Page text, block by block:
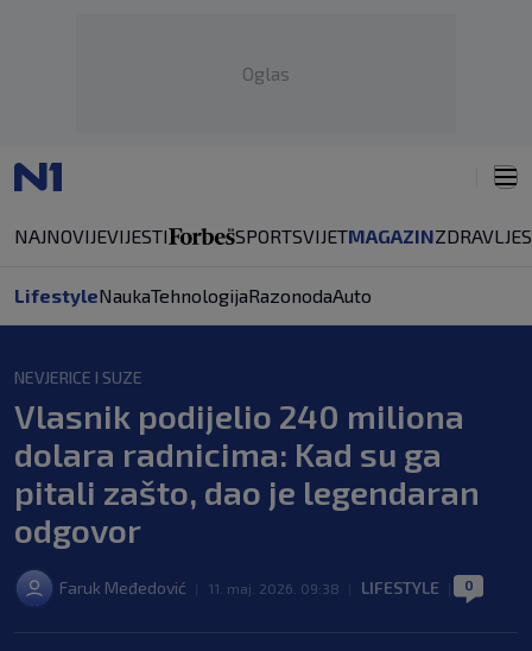
Oglas
NAJNOVIJEVIJESTI SPORTSVIJETMAGAZINZDRAVLJE
LifestyleNaukaTehnologijaRazonodaAuto
NEVJERICE I SUZE
Vlasnik podijelio 240 miliona
dolara radnicima: Kad su ga
pitali zašto, dao je legendaran
odgovor
Faruk Međedović 11. maj. 2026. 09:38 LIFESTYLE 0